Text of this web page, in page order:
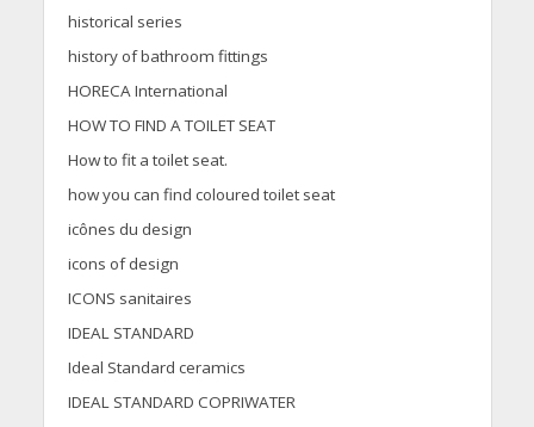
historical series
history of bathroom fittings
HORECA International
HOW TO FIND A TOILET SEAT
How to fit a toilet seat.
how you can find coloured toilet seat
icônes du design
icons of design
ICONS sanitaires
IDEAL STANDARD
Ideal Standard ceramics
IDEAL STANDARD COPRIWATER